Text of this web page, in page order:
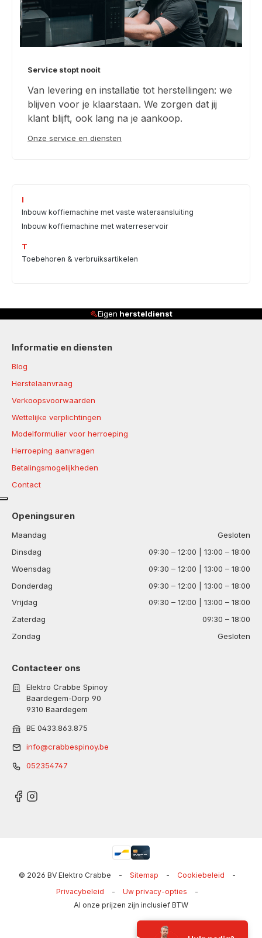
Service stopt nooit
Van levering en installatie tot herstellingen: we
blijven voor je klaarstaan. We zorgen dat jij
klant blijft, ook lang na je aankoop.
Onze service en diensten
I
Inbouw koffiemachine met vaste wateraansluiting
Inbouw koffiemachine met waterreservoir
T
Toebehoren & verbruiksartikelen
Eigen hersteldienst
Informatie en diensten
Blog
Herstelaanvraag
Verkoopsvoorwaarden
Wettelijke verplichtingen
Modelformulier voor herroeping
Herroeping aanvragen
Betalingsmogelijkheden
Contact
Openingsuren
Maandag
Gesloten
Dinsdag
09:30 – 12:00 | 13:00 – 18:00
Woensdag
09:30 – 12:00 | 13:00 – 18:00
Donderdag
09:30 – 12:00 | 13:00 – 18:00
Vrijdag
09:30 – 12:00 | 13:00 – 18:00
Zaterdag
09:30 – 18:00
Zondag
Gesloten
Contacteer ons
Elektro Crabbe Spinoy
Baardegem-Dorp 90
9310 Baardegem
BE 0433.863.875
info@crabbespinoy.be
052354747
© 2026 BV Elektro Crabbe - Sitemap - Cookiebeleid
-
Privacybeleid
- Uw privacy-opties
-
Al onze prijzen zijn inclusief BTW